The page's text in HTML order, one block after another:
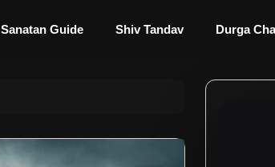
Sanatan Guide Shiv Tandav Durga